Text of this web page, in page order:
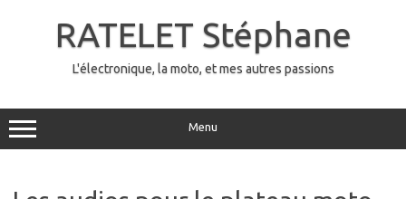
RATELET Stéphane
L'électronique, la moto, et mes autres passions
Menu